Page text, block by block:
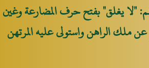
"لا يغلق" بفتح حرف المضارعة وغين
ملك الراهن واستولى عليه المرتهن